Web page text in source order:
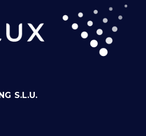
S.L.U.